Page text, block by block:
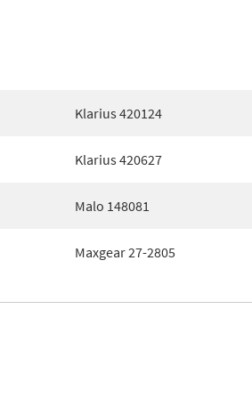
Klarius 420124
Klarius 420627
Malo 148081
Maxgear 27-2805